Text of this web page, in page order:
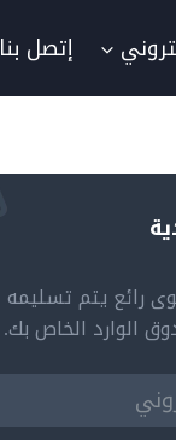
إتصل بنا
رائع يتم تسليمه
الوارد الخاص بك.